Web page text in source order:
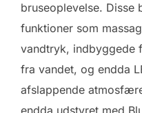
bruseoplevelse. Disse
funktioner som
vandtryk, indbyggede
fra vandet, og endda
afslappende